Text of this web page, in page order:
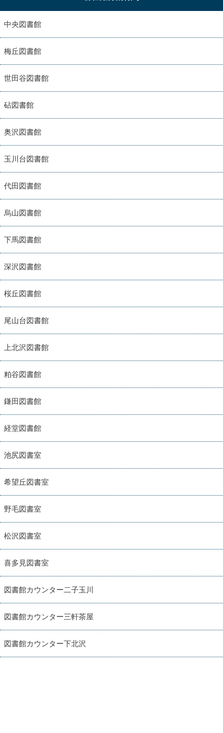
中央図書館
梅丘図書館
世田谷図書館
砧図書館
奥沢図書館
玉川台図書館
代田図書館
烏山図書館
下馬図書館
深沢図書館
桜丘図書館
尾山台図書館
上北沢図書館
粕谷図書館
鎌田図書館
経堂図書館
池尻図書室
希望丘図書室
野毛図書室
松沢図書室
喜多見図書室
図書館カウンター二子玉川
図書館カウンター三軒茶屋
図書館カウンター下北沢